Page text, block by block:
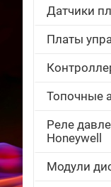
Датчики
Платы
Топочные
Реле
Honeywell
Модули